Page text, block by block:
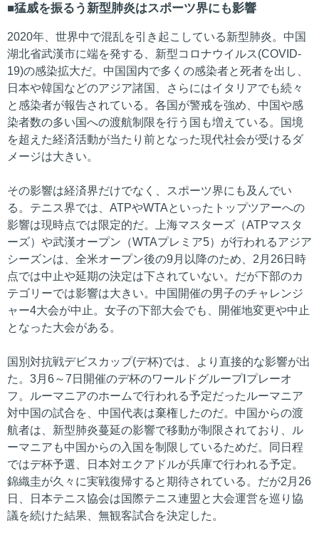
猛威を振るう新型肺炎はスポーツ界にも影響
2020年、世界中で混乱を引き起こしている新型肺炎。中国
湖北省武漢市に端を発する、新型コロナウイルス(COVID-
19)の感染拡大だ。中国国内で多くの感染者と死者を出し、
日本や韓国などのアジア諸国、さらにはイタリアでも続々
と感染者が報告されている。各国が警戒を強め、中国や感
染者数の多い国への渡航制限を行う国も増えている。国境
を超えた経済活動が当たり前となった現代社会が受けるダ
メージは大きい。
その影響は経済界だけでなく、スポーツ界にも及んでい
る。テニス界では、ATPやWTAといったトップツアーへの
影響は現時点では限定的だ。上海マスターズ（ATPマスタ
ーズ）や武漢オープン（WTAプレミア5）が行われるアジア
シーズンは、全米オープン後の9月以降のため、2月26日時
点では中止や延期の決定は下されていない。だが下部のカ
テゴリーでは影響は大きい。中国開催の男子のチャレンジ
ャー4大会が中止。女子の下部大会でも、開催地変更や中止
となった大会がある。
国別対抗戦デビスカップ(デ杯)では、より直接的な影響が出
た。3月6～7日開催のデ杯のワールドグループⅠプレーオ
フ。ルーマニアのホームで行われる予定だったルーマニア
対中国の試合を、中国代表は棄権したのだ。中国からの渡
航者は、新型肺炎蔓延の影響で移動が制限されており、ル
ーマニアも中国からの入国を制限しているためだ。同日程
ではデ杯予選、日本対エクアドルが兵庫で行われる予定。
錦織圭が久々に実戦復帰すると期待されている。だが2月26
日、日本テニス協会は国際テニス連盟と大会運営を巡り協
議を続けた結果、無観客試合を決定した。